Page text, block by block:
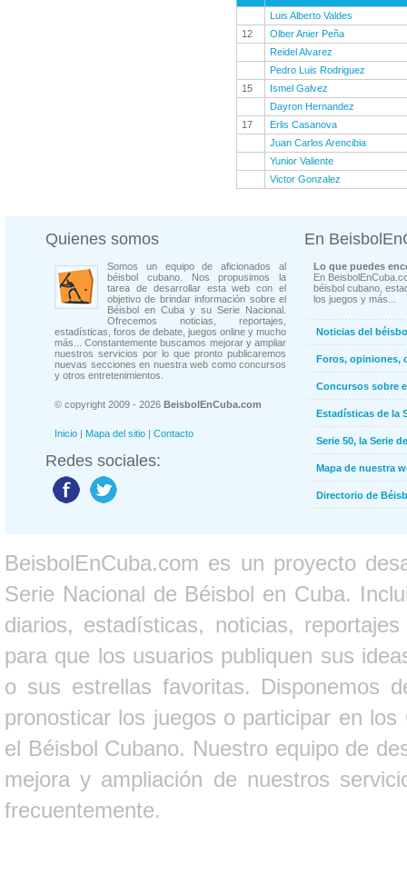
Luis Alberto Valdes
12
Olber Anier Peña
Reidel Alvarez
Pedro Luis Rodriguez
15
Ismel Galvez
Dayron Hernandez
17
Erlis Casanova
Juan Carlos Arencibia
Yunior Valiente
Victor Gonzalez
Quienes somos
Somos un equipo de aficionados al
béisbol cubano. Nos propusimos la
tarea de desarrollar esta web con el
objetivo de brindar información sobre el
Béisbol en Cuba y su Serie Nacional.
Ofrecemos noticias, reportajes,
estadísticas, foros de debate, juegos online y mucho
más... Constantemente buscamos mejorar y ampliar
nuestros servicios por lo que pronto publicaremos
nuevas secciones en nuestra web como concursos
y otros entretenimientos.
© copyright 2009 - 2026 BeisbolEnCuba.com
Inicio | Mapa del sitio | Contacto
Redes sociales:
En
Lo que puedes
En
béisbol cubano,
los juegos y más...
Noticias del
Foros, opiniones,
Concursos sobre
Estadísticas de la
Serie 50, la Serie
Mapa de nuestra
Directorio de
BeisbolEnCuba.com es un proyecto
Serie Nacional de Béisbol en Cuba.
diarios, estadísticas, noticias,
para que los usuarios publiquen sus
o sus estrellas favoritas. Disponemos
pronosticar los juegos o participar en
el Béisbol Cubano. Nuestro equipo de
mejora y ampliación de nuestros
frecuentemente.